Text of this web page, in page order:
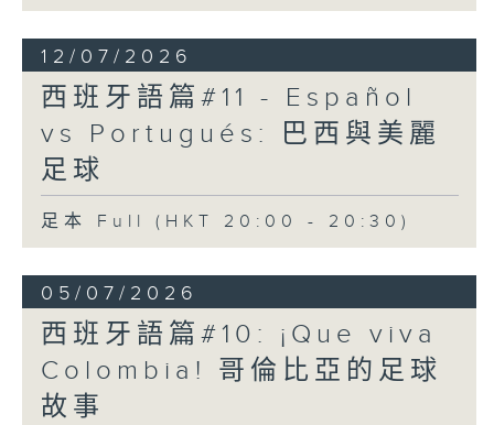
12/07/2026
西班牙語篇#11 - Español
vs Portugués: 巴西與美麗
足球
足本 Full (HKT 20:00 - 20:30)
05/07/2026
西班牙語篇#10: ¡Que viva
Colombia! 哥倫比亞的足球
故事